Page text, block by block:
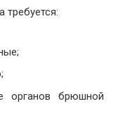
требуется:
органов брюшной